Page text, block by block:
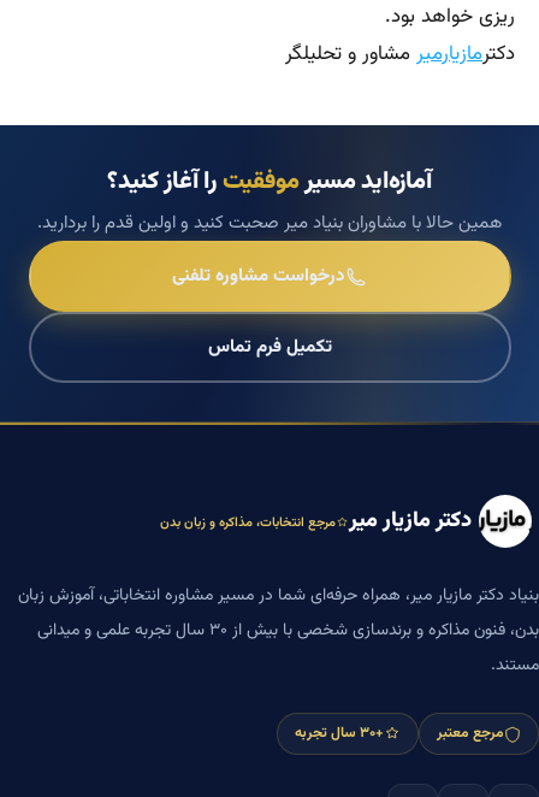
ریزی خواهد بود.
دکتر‌مازیارمیرمشاور‌‌ و‌ تحلیلگر
آمازه‌اید مسیرموفقیترا آغاز کنید؟
همین حالا با مشاوران بنیاد میر صحبت کنید و اولین قدم را بردارید.
درخواست مشاوره تلفنی
تکمیل فرم تماس
دکتر مازیار میر مرجع انتخابات، مذاکره و زبان بدن
بنیاد دکتر مازیار میر، همراه حرفه‌ای شما در مسیر مشاوره انتخاباتی، آموزش زبان
بدن، فنون مذاکره و برندسازی شخصی با بیش از ۳۰ سال تجربه علمی و میدانی
مستند.
مرجع معتبر +۳۰ سال تجربه